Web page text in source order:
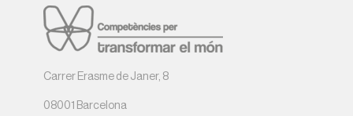
Carrer Erasme de Janer, 8
08001 Barcelona